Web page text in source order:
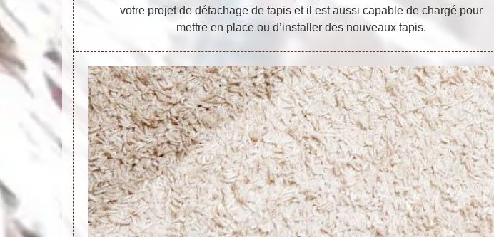
votre projet de détachage de tapis et il est aussi capable de chargé pour
mettre en place ou d’installer des nouveaux tapis.